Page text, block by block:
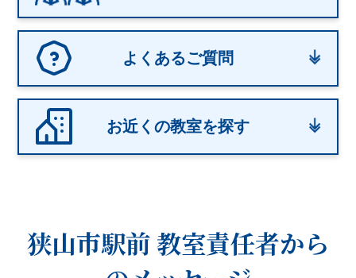
よくあるご質問
お近くの教室を探す
狭山市駅前 教室責任者から